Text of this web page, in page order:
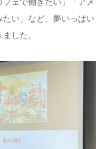
ェで働きたい」「アメ
い」など、夢いっぱい
した。